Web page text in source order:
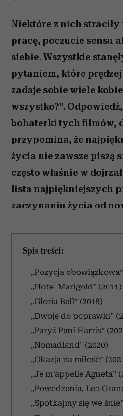
Niektóre z nich straciły
pracę, poczucie sensu
siebie. Wszystkie
pytaniem, które
zadaje sobie wiele
wszystko?”.
bohaterki tych filmów,
przypomina, że
życia nie zawsze piszą
często właśnie w
lista najpiękniejszych
zaczynaniu życia od
Spis treści:
„Pozycja
„Hotel Marigold” (2011)
„Gloria Bell” (2018)
„Dwoje do poprawki”
„Paryż Pani Harris”
„Nomadland” (2020)
„Okazja na miłość”
„Je m’appelle Agneta”
„Powodzenia, Leo
„Spotkajmy się we